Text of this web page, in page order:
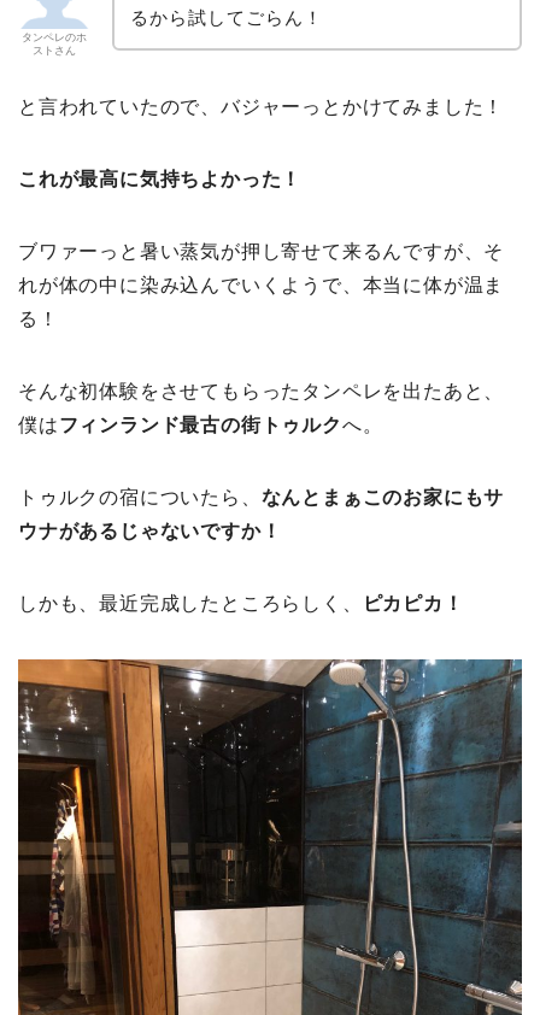
タンペレのホ
ストさん
るから試してごらん！
と言われていたので、バジャーっとかけてみました！
これが最高に気持ちよかった！
ブワァーっと暑い蒸気が押し寄せて来るんですが、そ
れが体の中に染み込んでいくようで、本当に体が温ま
る！
そんな初体験をさせてもらったタンペレを出たあと、
僕はフィンランド最古の街トゥルクへ。
トゥルクの宿についたら、 なんとまぁこのお家にもサ
ウナがあるじゃないですか！
しかも、最近完成したところらしく、 ピカピカ！